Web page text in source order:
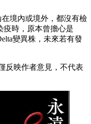
境內或境外，都沒有檢
疫時，原本曾擔心是
變異株，未來若有發
反映作者意見，不代表